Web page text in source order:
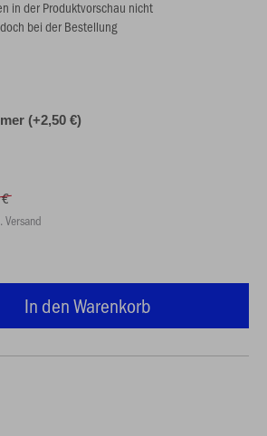
in der Produktvorschau nicht
bei der Bestellung
(+2,50 €)
In den Warenkorb